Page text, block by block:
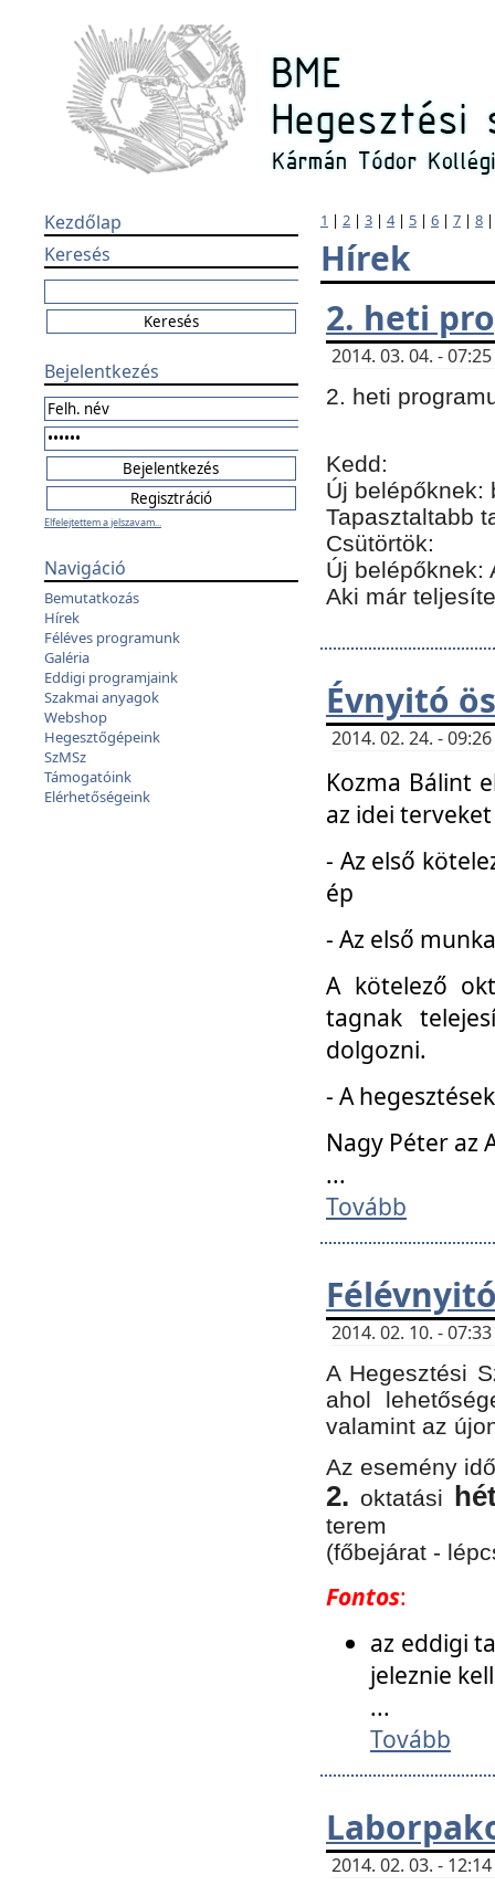
Kezdőlap
Keresés
Bejelentkezés
Elfelejtettem a jelszavam...
Navigáció
Bemutatkozás
Hírek
Féléves programunk
Galéria
Eddigi programjaink
Szakmai anyagok
Webshop
Hegesztőgépeink
SzMSz
Támogatóink
Elérhetőségeink
1 | 2 | 3 | 4| 5 | 6 | 7 | 8
Hírek
2. heti
2014. 03. 04. -
2. heti
Kedd:
Új belépőknek:
Tapasztaltabb
Csütörtök:
Új belépőknek:
Aki már
Évnyitó
2014. 02. 24. -
Kozma Bálint
az idei
- Az első
ép
- Az első
A kötelező
tagnak
dolgozni.
- A
Nagy Péter az
...
Tovább
2014. 02. 10. -
A Hegesztési
ahol
valamint az
Az esemény
2. oktatási
terem
(főbejárat -
Fontos:
az eddigi
jeleznie
...
Tovább
2014. 02. 03. -